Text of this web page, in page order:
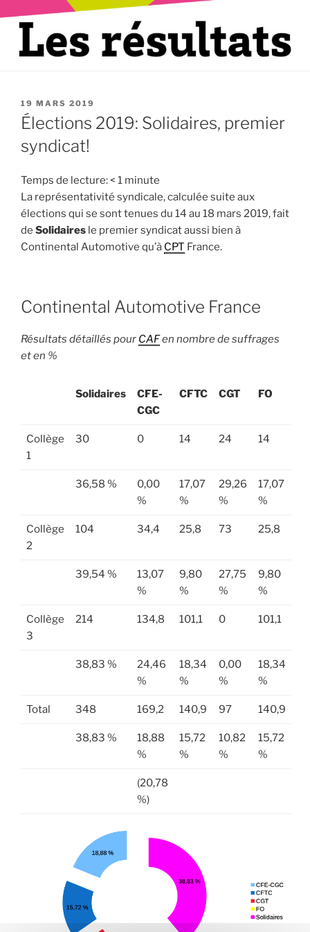
PUBLIÉ
LE
19 MARS 2019
Élections 2019: Solidaires, premier
syndicat!
Temps de lecture:< 1 minute
La représentativité syndicale, calculée suite aux
élections qui se sont tenues du 14 au 18 mars 2019, fait
de Solidaires le premier syndicat aussi bien à
Continental Automotive qu’à CPT France.
Continental Automotive France
Résultats détaillés pour CAFen nombre de suffrages
et en %
Solidaires
CFE-
CGC
CFTC CGT FO
Collège
1
30 0 14 24 14
36,58 %
0,00
%
17,07
%
29,26
%
17,07
%
Collège
2
104 34,4 25,8 73 25,8
39,54 %
13,07
%
9,80
%
27,75
%
9,80
%
Collège
3
214 134,8 101,1 0 101,1
38,83 %
24,46
%
18,34
%
0,00
%
18,34
%
Total 348 169,2 140,9 97 140,9
38,83 %
18,88
%
15,72
%
10,82
%
15,72
%
(20,78
%)